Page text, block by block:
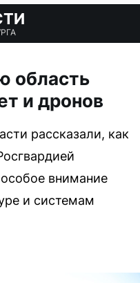
область
и дронов
рассказали, как
внимание
и системам